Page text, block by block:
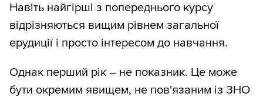
Навіть найгірші з попереднього курсу
відрізняються вищим рівнем загальної
ерудиції і просто інтересом до навчання.
Однак перший рік – не показник. Це може
бути окремим явищем, не пов'язаним із ЗНО